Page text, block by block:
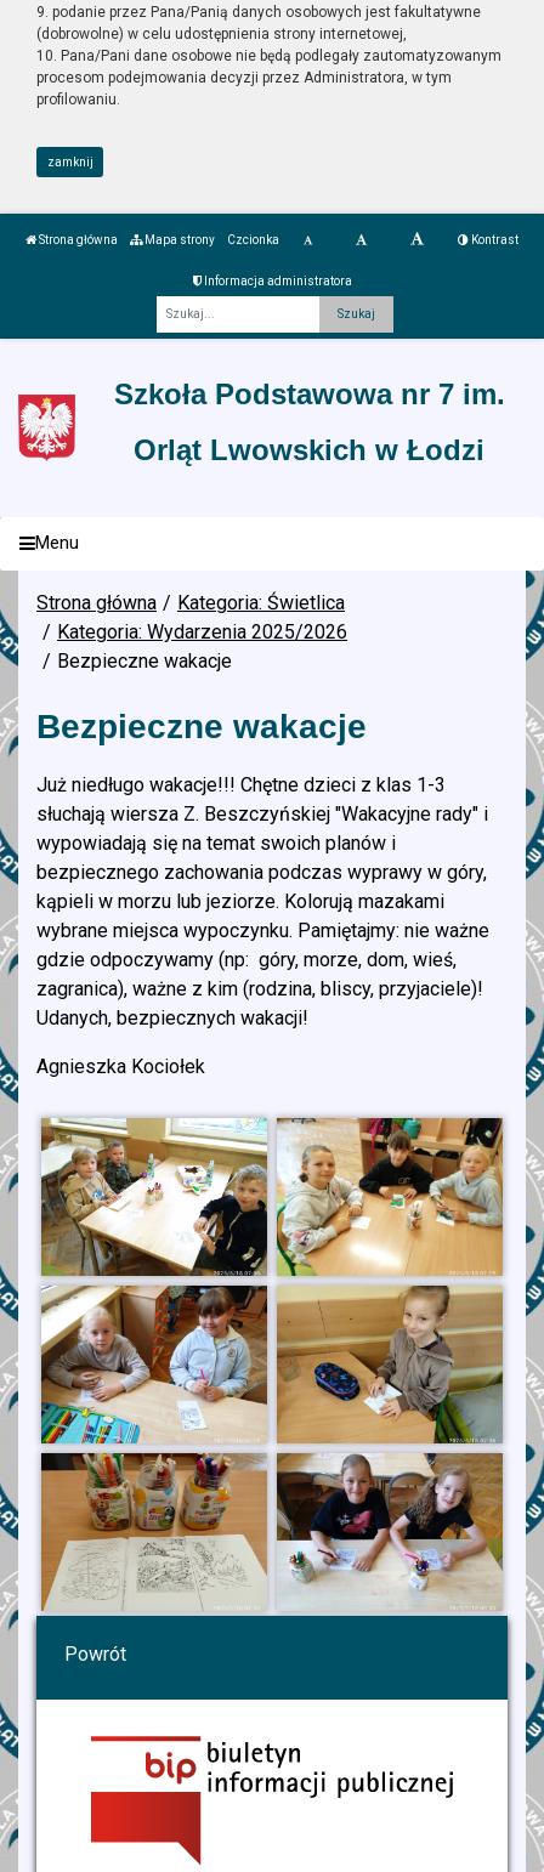
9. podanie przez Pana/Panią danych osobowych jest fakultatywne
(dobrowolne) w celu udostępnienia strony internetowej,
10. Pana/Pani dane osobowe nie będą podlegały zautomatyzowanym
procesom podejmowania decyzji przez Administratora, w tym
profilowaniu.
zamknij
Strona główna Mapa strony Czcionka Kontrast
Informacja administratora
Szkoła Podstawowa nr 7 im.
Orląt Lwowskich w Łodzi
Menu
Strona główna
Kategoria: Świetlica
Kategoria: Wydarzenia 2025/2026
Bezpieczne wakacje
Bezpieczne wakacje
Już niedługo wakacje!!! Chętne dzieci z klas 1-3
słuchają wiersza Z. Beszczyńskiej "Wakacyjne rady" i
wypowiadają się na temat swoich planów i
bezpiecznego zachowania podczas wyprawy w góry,
kąpieli w morzu lub jeziorze. Kolorują mazakami
wybrane miejsca wypoczynku. Pamiętajmy: nie ważne
gdzie odpoczywamy (np: góry, morze, dom, wieś,
zagranica), ważne z kim (rodzina, bliscy, przyjaciele)!
Udanych, bezpiecznych wakacji!
Agnieszka Kociołek
Powrót